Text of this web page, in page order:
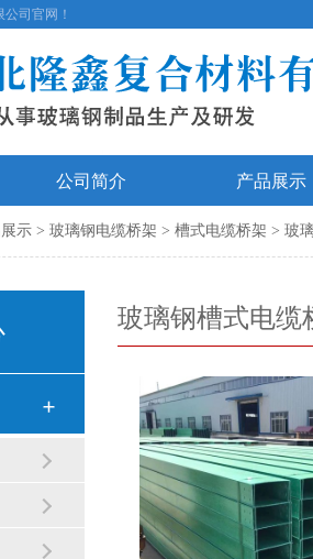
司官网！
公司简介 产品展示
示 > 玻璃钢电缆桥架 > 槽式电缆桥架 > 玻
玻璃钢槽式电缆